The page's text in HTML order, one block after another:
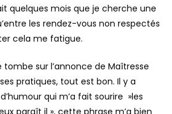
quelques mois que je cherche une
les rendez-vous non respectés
cela me fatigue.
tombe sur l’annonce de Maîtresse
pratiques, tout est bon. Il y a
qui m’a fait sourire »les
paraît il », cette phrase m’a bien